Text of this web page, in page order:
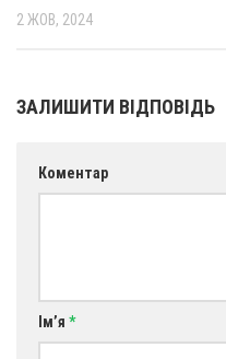
Спільноти
Сумщина
2 ЖОВ, 2024
ЗАЛИШИТИ ВІДПОВІДЬ
Коментар
Ім’я *